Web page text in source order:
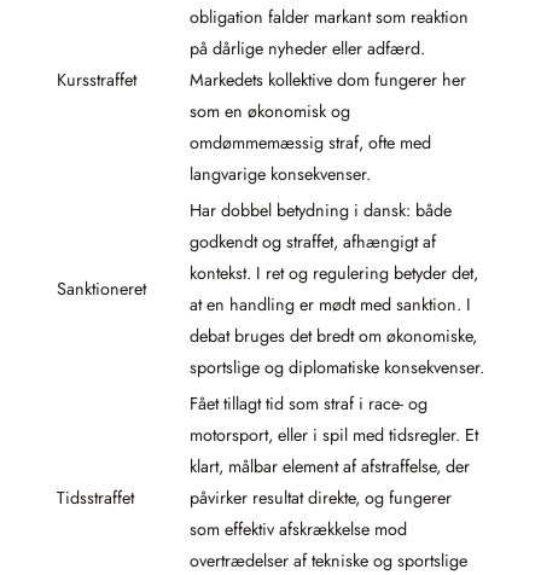
Kursstraffet
obligation falder markant som reaktion
på dårlige nyheder eller adfærd.
Markedets kollektive dom fungerer her
som en økonomisk og
omdømmemæssig straf, ofte med
langvarige konsekvenser.
Sanktioneret
Har dobbel betydning i dansk: både
godkendt og straffet, afhængigt af
kontekst. I ret og regulering betyder det,
at en handling er mødt med sanktion. I
debat bruges det bredt om økonomiske,
sportslige og diplomatiske konsekvenser.
Tidsstraffet
Fået tillagt tid som straf i race- og
motorsport, eller i spil med tidsregler. Et
klart, målbar element af afstraffelse, der
påvirker resultat direkte, og fungerer
som effektiv afskrækkelse mod
overtrædelser af tekniske og sportslige